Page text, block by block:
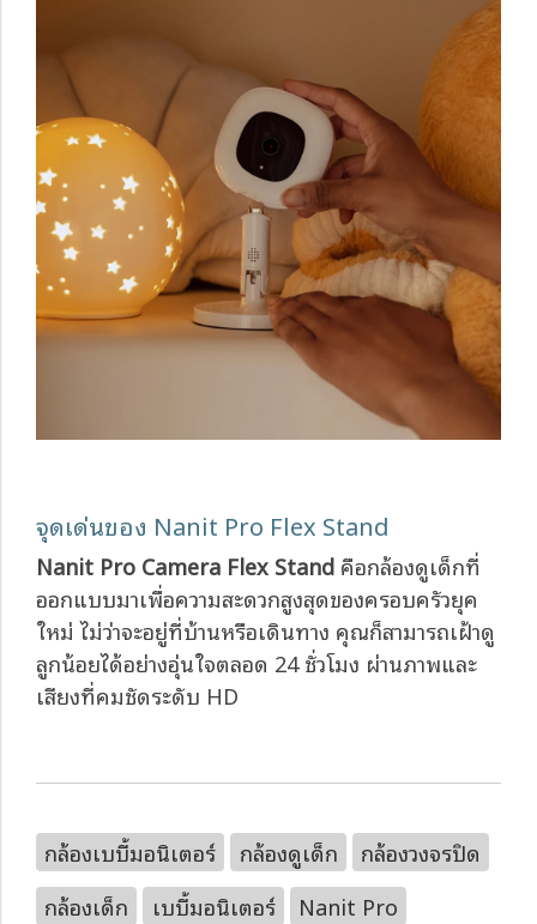
จุดเด่นของ Nanit Pro Flex Stand
Nanit Pro Camera Flex Stand คือกล้องดูเด็กที่
ออกแบบมาเพื่อความสะดวกสูงสุดของครอบครัวยุค
ใหม่ ไม่ว่าจะอยู่ที่บ้านหรือเดินทาง คุณก็สามารถเฝ้าดู
ลูกน้อยได้อย่างอุ่นใจตลอด 24 ชั่วโมง ผ่านภาพและ
เสียงที่คมชัดระดับ HD
กล้องเบบี้มอนิเตอร์ กล้องดูเด็ก
กล้องวงจรปิด
กล้องเด็ก
เบบี้มอนิเตอร์
Nanit Pro